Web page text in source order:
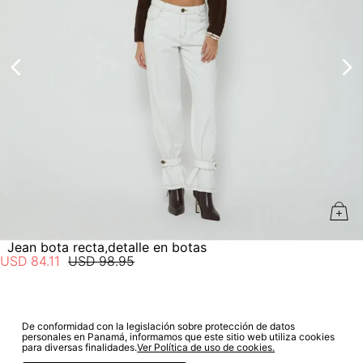
No lavado en seco
aprobación del pago de tu orden, recibirás un correo
electrónico con la confirmación del mismo. Para revisar el
estado de tu compra puedes ingresar al menú de “Mi cuenta -
Mis Pedidos” en nuestra página webwww.studiofpanama.pa
Jean bota recta,detalle en botas
USD 98.95
USD 84.11
SUSCRÍBETE A NUESTRO NEWSLETTER
De conformidad con la legislación sobre protección de datos
personales en Panamá, informamos que este sitio web utiliza cookies
para diversas finalidades.Ver Política de uso de cookies.